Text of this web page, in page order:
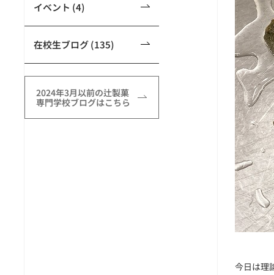
イベント (4)
在校生ブログ (135)
2024年3月以前の辻製菓
専門学校ブログはこちら
今日は理